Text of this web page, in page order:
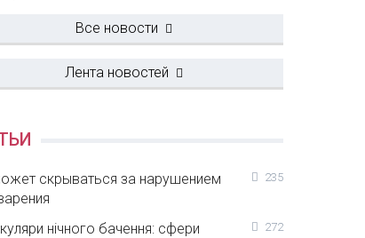
Все новости
Лента новостей
скрываться за нарушением
235
нічного бачення: сфери
272